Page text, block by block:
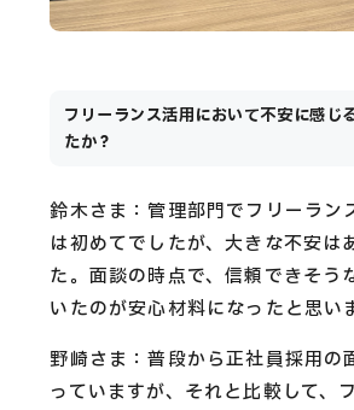
フリーランス活用において不安に感じ
たか？
鈴木さま：管理部門でフリーラン
は初めてでしたが、大きな不安は
た。面談の時点で、信頼できそう
いたのが安心材料になったと思い
野崎さま：普段から正社員採用の
っていますが、それと比較して、